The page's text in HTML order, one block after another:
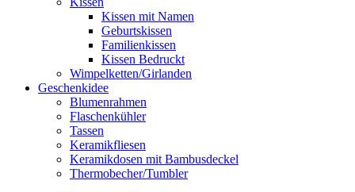
Kissen mit Namen
Geburtskissen
Familienkissen
Kissen Bedruckt
Wimpelketten/Girlanden
Geschenkidee
Blumenrahmen
Flaschenkühler
Tassen
Keramikfliesen
Keramikdosen mit Bambusdeckel
Thermobecher/Tumbler